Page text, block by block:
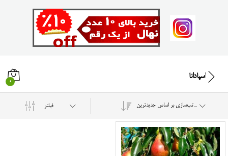
اسپادانا
0
فیلتر مرتب‌سازی بر اساس جدیدترین